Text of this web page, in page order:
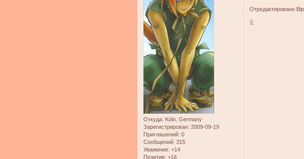
Откуда: Köln, Germany
Зарегистрирован: 2009-09-19
Приглашений: 0
Сообщений: 315
Уважение: +14
Позитив: +16
Отредактировано
0